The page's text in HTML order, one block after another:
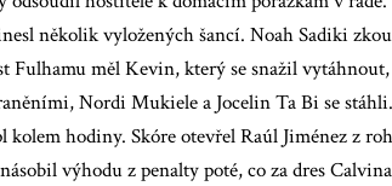
několik vyložených šancí. Noah Sadiki
Fulhamu měl Kevin, který se snažil
Nordi Mukiele a Jocelin Ta Bi se stáhli.
kolem hodiny. Skóre otevřel Raúl Jiménez z
výhodu z penalty poté, co za dres